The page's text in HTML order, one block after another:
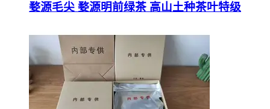
婺源毛尖 婺源明前绿茶 高山土种茶叶特级